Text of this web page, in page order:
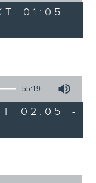
01:05 -
55:19
02:05 -